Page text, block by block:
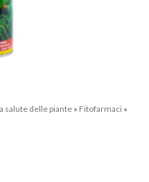
salute delle piante » Fitofarmaci »